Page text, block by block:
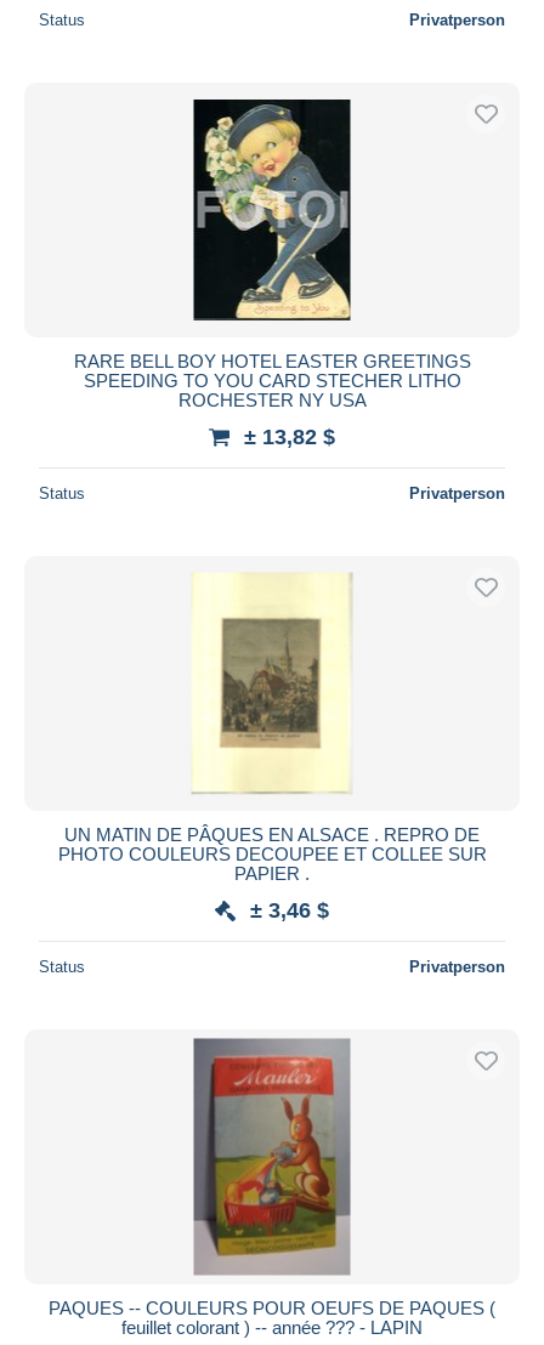
Status Privatperson
RARE BELL BOY HOTEL EASTER GREETINGS
SPEEDING TO YOU CARD STECHER LITHO
ROCHESTER NY USA
± 13,82 $
Status Privatperson
UN MATIN DE PÂQUES EN ALSACE . REPRO DE
PHOTO COULEURS DECOUPEE ET COLLEE SUR
PAPIER .
± 3,46 $
Status Privatperson
PAQUES -- COULEURS POUR OEUFS DE PAQUES (
feuillet colorant ) -- année ??? - LAPIN